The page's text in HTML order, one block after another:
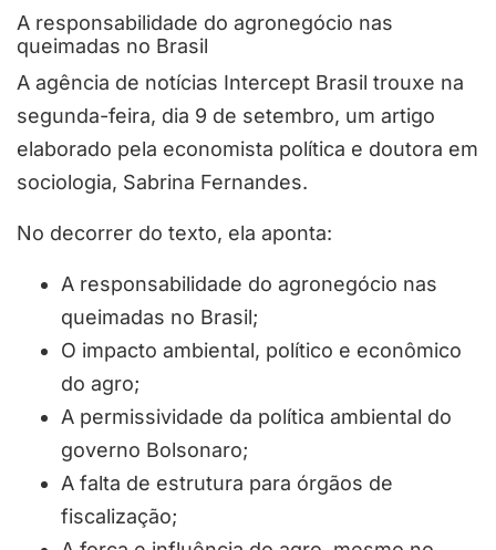
A responsabilidade do agronegócio nas
queimadas no Brasil
A agência de notícias Intercept Brasil trouxe na
segunda-feira, dia 9 de setembro, um artigo
elaborado pela economista política e doutora em
sociologia, Sabrina Fernandes.
No decorrer do texto, ela aponta:
A responsabilidade do agronegócio nas
queimadas no Brasil;
O impacto ambiental, político e econômico
do agro;
A permissividade da política ambiental do
governo Bolsonaro;
A falta de estrutura para órgãos de
fiscalização;